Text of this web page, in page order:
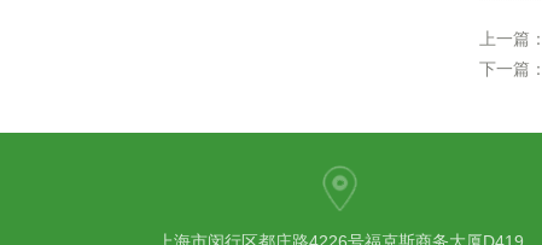
上一篇：
下一篇：